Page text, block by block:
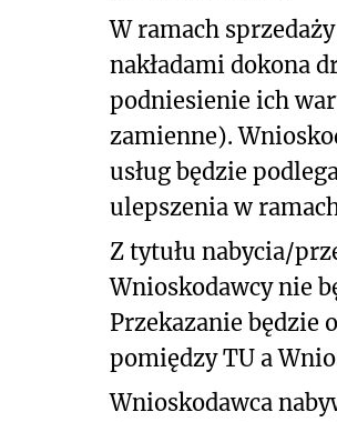
W ramach
nakładami dokona
podniesienie ich
zamienne).
usług będzie
ulepszenia w
Z tytułu nabycia/
Wnioskodawcy nie
Przekazanie będzie
pomiędzy TU a
Wnioskodawca